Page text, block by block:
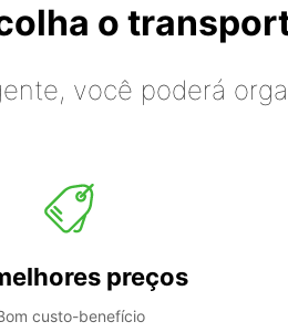
o
você poderá
preços
custo-benefício